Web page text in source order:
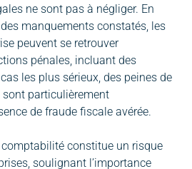
ne sont pas à négliger. En
manquements constatés, les
peuvent se retrouver
pénales, incluant des
les plus sérieux, des peines de
particulièrement
de fraude fiscale avérée.
comptabilité constitue un risque
soulignant l’importance